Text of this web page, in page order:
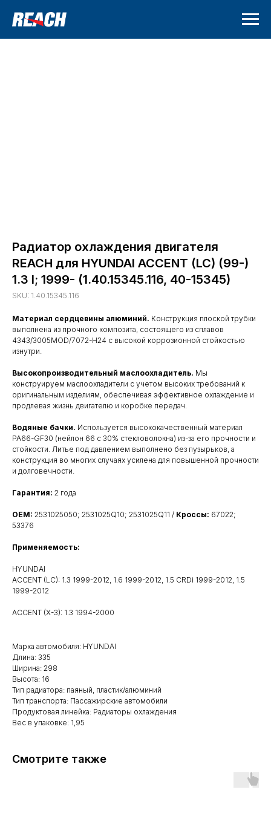
Радиатор охлаждения двигателя
REACH для HYUNDAI ACCENT (LC) (99-)
1.3 I; 1999- (1.40.15345.116, 40-15345)
SKU: 1.40.15345.116
Материал сердцевины алюминий. Конструкция плоской трубки
выполнена из прочного композита, состоящего из сплавов
4343/3005MOD/7072-H24 с высокой коррозионной стойкостью
изнутри.
Высокопроизводительный маслоохладитель. Мы
конструируем маслоохладители с учетом высоких требований к
оригинальным изделиям, обеспечивая эффективное охлаждение и
продлевая жизнь двигателю и коробке передач.
Водяные бачки. Используется высококачественный материал
PA66-GF30 (нейлон 66 с 30% стекловолокна) из-за его прочности и
стойкости. Литье под давлением выполнено без пузырьков, а
конструкция во многих случаях усилена для повышенной прочности
и долговечности.
Гарантия: 2 года
OEM: 2531025050; 2531025Q10; 2531025Q11 / Кроссы: 67022;
53376
Применяемость:
HYUNDAI
ACCENT (LC): 1.3 1999-2012, 1.6 1999-2012, 1.5 CRDi 1999-2012, 1.5
1999-2012
ACCENT (X-3): 1.3 1994-2000
Марка автомобиля: HYUNDAI
Длина: 335
Ширина: 298
Высота: 16
Тип радиатора: паяный, пластик/алюминий
Тип транспорта: Пассажирские автомобили
Продуктовая линейка: Радиаторы охлаждения
Вес в упаковке: 1,95
Смотрите также